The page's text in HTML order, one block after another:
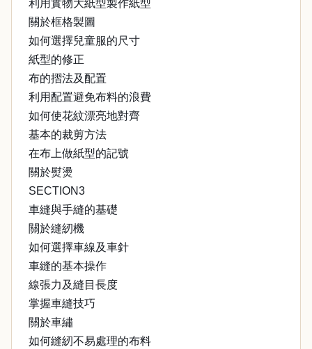
利用實物大紙型製作紙型
關於框格製圖
如何選擇兒童服的尺寸
紙型的修正
布的摺法及配置
利用配置避免布料的浪費
如何使花紋漂亮地對齊
基本的裁剪方法
在布上做紙型的記號
關於熨燙
SECTION3
車縫與手縫的基礎
關於縫紉機
如何選擇車線及車針
車縫的基本操作
線張力及縫目長度
掌握車縫技巧
關於車繡
如何縫紉不易處理的布料